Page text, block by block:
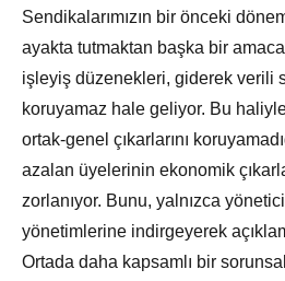
Sendikalarımızın bir önceki
ayakta tutmaktan başka bir
işleyiş düzenekleri, giderek verili
koruyamaz hale geliyor. Bu haliyle
ortak-genel çıkarlarını
azalan üyelerinin ekonomik
zorlanıyor. Bunu, yalnızca
yönetimlerine indirgeyerek
Ortada daha kapsamlı bir sorunsal